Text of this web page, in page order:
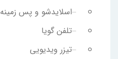
اسلایدشو و پس زمینه
تلفن گویا
تیزر ویدیویی